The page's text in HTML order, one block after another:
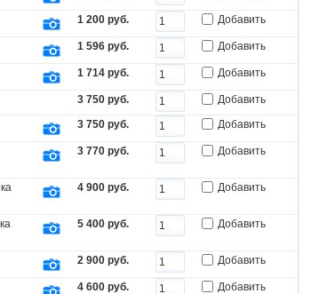
1 200 руб. Добавить
1 596 руб. Добавить
1 714 руб. Добавить
3 750 руб.
Добавить
3 750 руб. Добавить
3 770 руб. Добавить
4 900 руб. Добавить
5 400 руб. Добавить
2 900 руб. Добавить
4 600 руб. Добавить